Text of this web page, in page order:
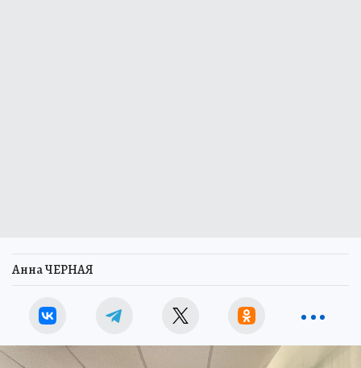
Анна ЧЕРНАЯ